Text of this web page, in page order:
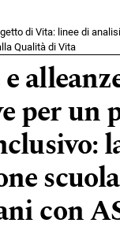
di Vita: linee di
Qualità di Vita
per un
con